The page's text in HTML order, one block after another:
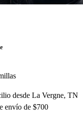
desde La Vergne, TN
envío de $700